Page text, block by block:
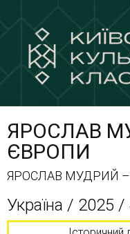
ЯРОСЛАВ
ЄВРОПИ
ЯРОСЛАВ МУДРИЙ
Україна / 2025 /